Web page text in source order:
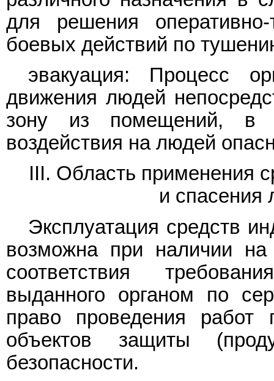
для решения
боевых действий по
эвакуация: Процесс
движения людей
зону из помещений, в
воздействия на людей
III. Область применения
и спасения
Эксплуатация средств
возможна при наличии
соответствия
выданного органом по
право проведения работ
объектов защиты
безопасности.